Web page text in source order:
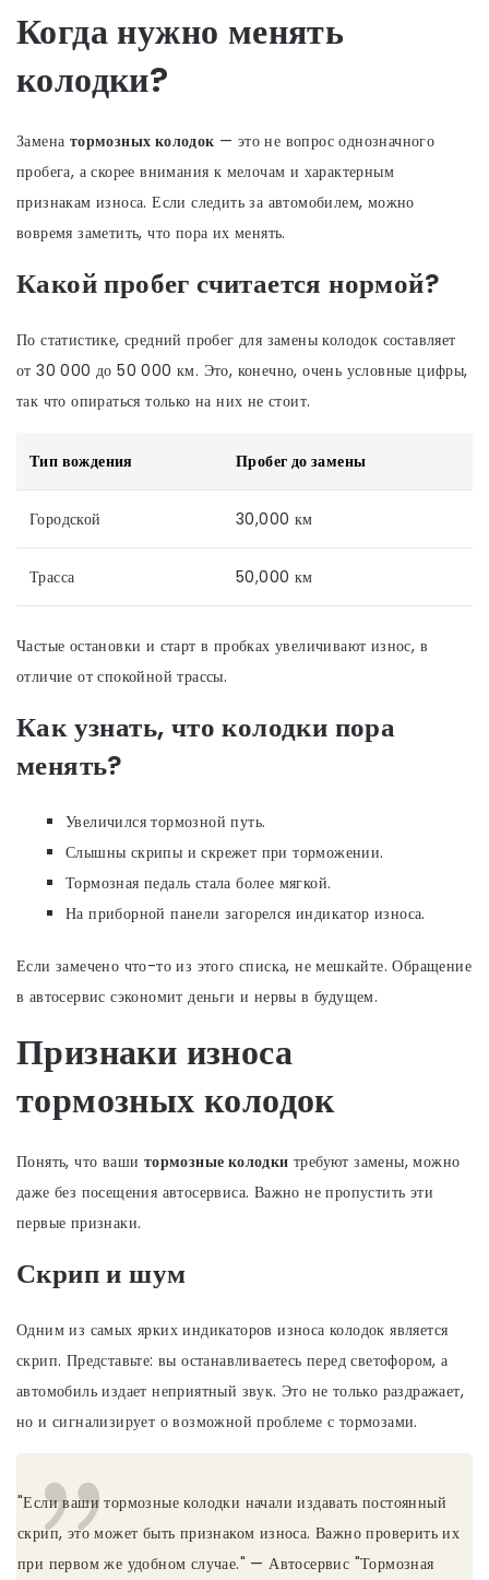
Когда нужно менять
колодки?
Замена тормозных колодок — это не вопрос однозначного
пробега, а скорее внимания к мелочам и характерным
признакам износа. Если следить за автомобилем, можно
вовремя заметить, что пора их менять.
Какой пробег считается нормой?
По статистике, средний пробег для замены колодок составляет
от 30 000 до 50 000 км. Это, конечно, очень условные цифры,
так что опираться только на них не стоит.
Тип вождения Пробег до замены
Городской 30,000 км
Трасса 50,000 км
Частые остановки и старт в пробках увеличивают износ, в
отличие от спокойной трассы.
Как узнать, что колодки пора
менять?
Увеличился тормозной путь.
Слышны скрипы и скрежет при торможении.
Тормозная педаль стала более мягкой.
На приборной панели загорелся индикатор износа.
Если замечено что-то из этого списка, не мешкайте. Обращение
в автосервис сэкономит деньги и нервы в будущем.
Признаки износа
тормозных колодок
Понять, что ваши тормозные колодки требуют замены, можно
даже без посещения автосервиса. Важно не пропустить эти
первые признаки.
Скрип и шум
Одним из самых ярких индикаторов износа колодок является
скрип. Представьте: вы останавливаетесь перед светофором, а
автомобиль издает неприятный звук. Это не только раздражает,
но и сигнализирует о возможной проблеме с тормозами.
"Если ваши тормозные колодки начали издавать постоянный
скрип, это может быть признаком износа. Важно проверить их
при первом же удобном случае." — Автосервис "Тормозная